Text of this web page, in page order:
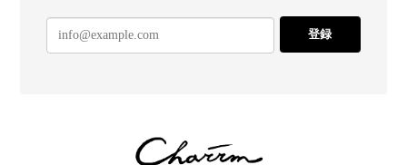
登録